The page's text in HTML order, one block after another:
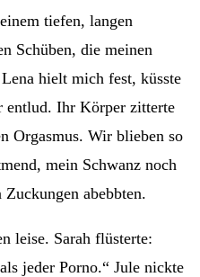
tiefen, langen
Schüben, die meinen
hielt mich fest, küsste
Ihr Körper zitterte
Orgasmus. Wir blieben so
mein Schwanz noch
abebbten.
leise. Sarah flüsterte:
jeder Porno.“ Jule nickte